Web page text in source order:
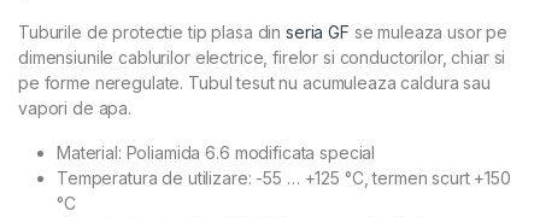
Tuburile de protectie tip plasa din seria GF se muleaza usor pe
dimensiunile cablurilor electrice, firelor si conductorilor, chiar si
pe forme neregulate. Tubul tesut nu acumuleaza caldura sau
vapori de apa.
Material: Poliamida 6.6 modificata special
Temperatura de utilizare: -55 … +125 °C, termen scurt +150
°C